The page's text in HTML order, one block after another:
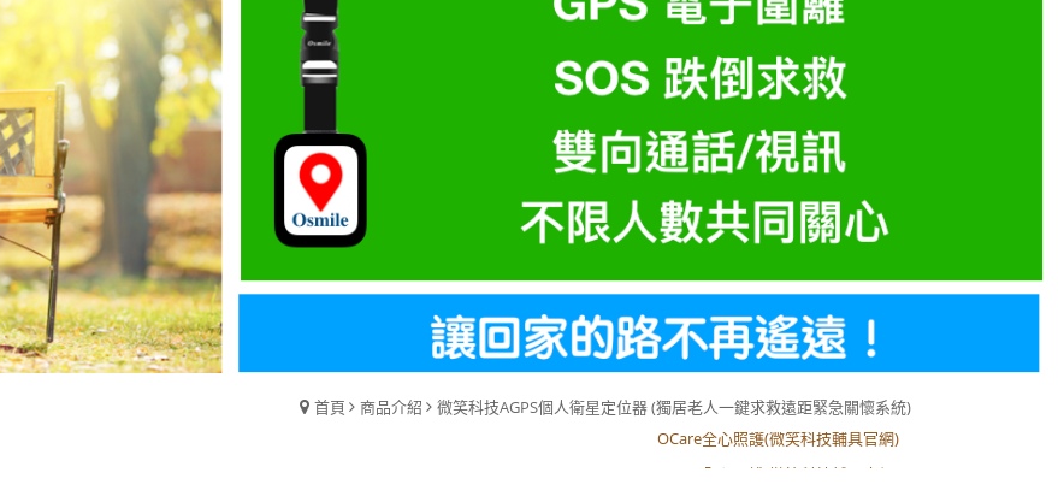
首頁 商品介紹
微笑科技AGPS個人衛星定位器 (獨居老人一鍵求救遠距緊急關懷系統)
OCare全心照護(微笑科技輔具官網)